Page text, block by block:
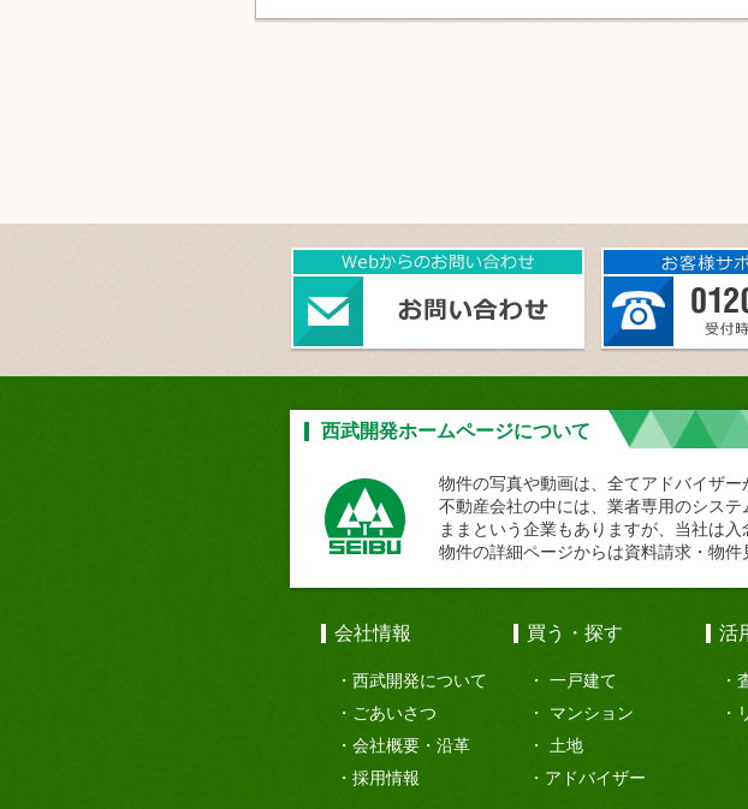
西武開発ホームページについて
物件の写真や動画は、全てアドバイザ
不動産会社の中には、業者専用のシス
ままという企業もありますが、当社は
物件の詳細ページからは資料請求・物
会社情報
西武開発について
ごあいさつ
会社概要・沿革
採用情報
買う・探す
一戸建て
マンション
土地
アドバイザー
活